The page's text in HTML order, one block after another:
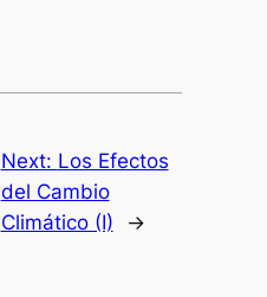
Next: Los Efectos
del Cambio
Climático (I)
→